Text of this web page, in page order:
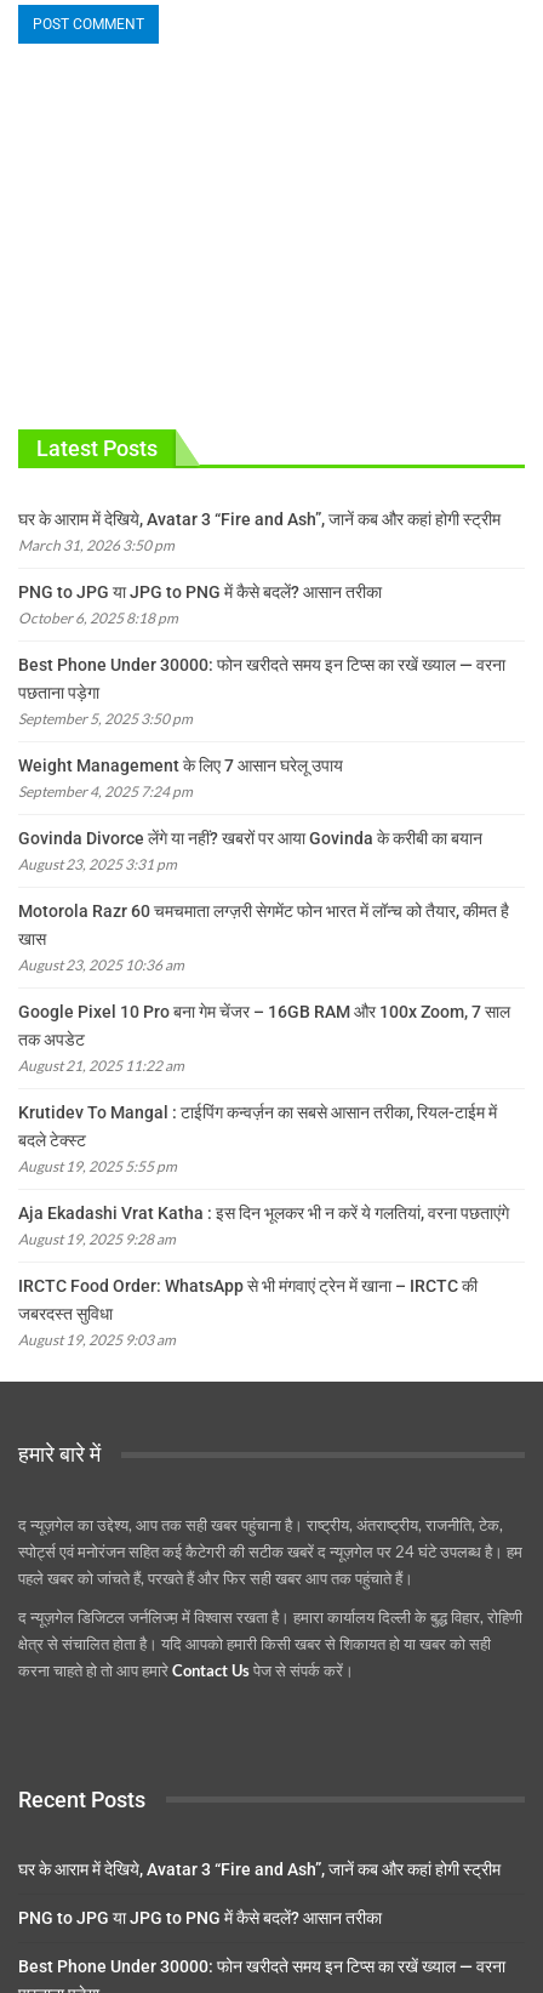
Latest Posts
घर के आराम में देखिये, Avatar 3 “Fire and Ash”, जानें कब और कहां होगी स्ट्रीम
March 31, 2026 3:50 pm
PNG to JPG या JPG to PNG में कैसे बदलें? आसान तरीका
October 6, 2025 8:18 pm
Best Phone Under 30000: फोन खरीदते समय इन टिप्स का रखें ख्याल — वरना
पछताना पड़ेगा
September 5, 2025 3:50 pm
Weight Management के लिए 7 आसान घरेलू उपाय
September 4, 2025 7:24 pm
Govinda Divorce लेंगे या नहीं? खबरों पर आया Govinda के करीबी का बयान
August 23, 2025 3:31 pm
Motorola Razr 60 चमचमाता लग्ज़री सेगमेंट फोन भारत में लॉन्च को तैयार, कीमत है
खास
August 23, 2025 10:36 am
Google Pixel 10 Pro बना गेम चेंजर – 16GB RAM और 100x Zoom, 7 साल
तक अपडेट
August 21, 2025 11:22 am
Krutidev To Mangal : टाईपिंग कन्वर्ज़न का सबसे आसान तरीका, रियल-टाईम में
बदले टेक्स्ट
August 19, 2025 5:55 pm
Aja Ekadashi Vrat Katha : इस दिन भूलकर भी न करें ये गलतियां, वरना पछताएंगे
August 19, 2025 9:28 am
IRCTC Food Order: WhatsApp से भी मंगवाएं ट्रेन में खाना – IRCTC की
जबरदस्त सुविधा
August 19, 2025 9:03 am
हमारे बारे में
द न्यूज़गेल का उद्देश्य, आप तक सही खबर पहुंचाना है। राष्ट्रीय, अंतराष्ट्रीय, राजनीति, टेक,
स्पोर्ट्स एवं मनोरंजन सहित कई कैटेगरी की सटीक खबरें द न्यूज़गेल पर 24 घंटे उपलब्ध है। हम
पहले खबर को जांचते हैं, परखते हैं और फिर सही खबर आप तक पहुंचाते हैं।
द न्यूज़गेल डिजिटल जर्नलिज्म़ में विश्वास रखता है। हमारा कार्यालय दिल्ली के बुद्ध विहार, रोहिणी
क्षेत्र से संचालित होता है। यदि आपको हमारी किसी खबर से शिकायत हो या खबर को सही
करना चाहते हो तो आप हमारेContact Usपेज से संपर्क करें।
Recent Posts
घर के आराम में देखिये, Avatar 3 “Fire and Ash”, जानें कब और कहां होगी स्ट्रीम
PNG to JPG या JPG to PNG में कैसे बदलें? आसान तरीका
Best Phone Under 30000: फोन खरीदते समय इन टिप्स का रखें ख्याल — वरना